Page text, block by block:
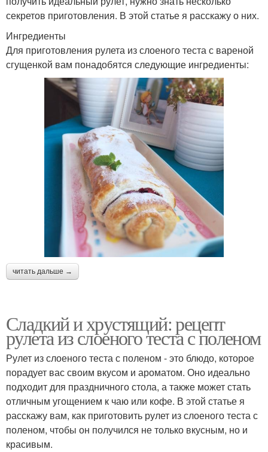
секретов приготовления. В этой статье я расскажу о них.
Ингредиенты
Для приготовления рулета из слоеного теста с вареной
сгущенкой вам понадобятся следующие ингредиенты:
читать дальше →
Сладкий и хрустящий: рецепт
рулета из слоеного теста с поленом
Рулет из слоеного теста с поленом - это блюдо, которое
порадует вас своим вкусом и ароматом. Оно идеально
подходит для праздничного стола, а также может стать
отличным угощением к чаю или кофе. В этой статье я
расскажу вам, как приготовить рулет из слоеного теста с
поленом, чтобы он получился не только вкусным, но и
красивым.